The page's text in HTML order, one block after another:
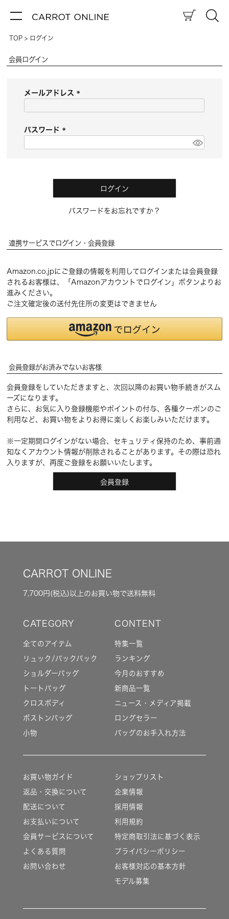
TOP ログイン
会員ログイン
メールアドレス
パスワード
ログイン
パスワードをお忘れですか？
連携サービスでログイン・会員登録
Amazon.co.jpにご登録の情報を利用してログインまたは会員登録
されるお客様は、「Amazonアカウントでログイン」ボタンよりお
進みください。
ご注文確定後の送付先住所の変更はできません
会員登録がお済みでないお客様
会員登録をしていただきますと、次回以降のお買い物手続きがスム
ーズになります。
さらに、お気に入り登録機能やポイントの付与、各種クーポンのご
利用など、お買い物をよりお得に楽しくお楽しみいただけます。
※一定期間ログインがない場合、セキュリティ保持のため、事前通
知なくアカウント情報が削除されることがあります。その際は恐れ
入りますが、再度ご登録をお願いいたします。
会員登録
CARROT ONLINE
7,700円(税込)以上のお買い物で送料無料
全てのアイテム
リュック/バックパック
ショルダーバッグ
トートバッグ
クロスボディ
ボストンバッグ
小物
特集一覧
ランキング
今月のおすすめ
新商品一覧
ニュース・メディア掲載
ロングセラー
バッグのお手入れ方法
お買い物ガイド
返品・交換について
配送について
お支払いについて
会員サービスについて
よくある質問
お問い合わせ
ショップリスト
企業情報
採用情報
利用規約
特定商取引法に基づく表示
プライバシーポリシー
お客様対応の基本方針
モデル募集